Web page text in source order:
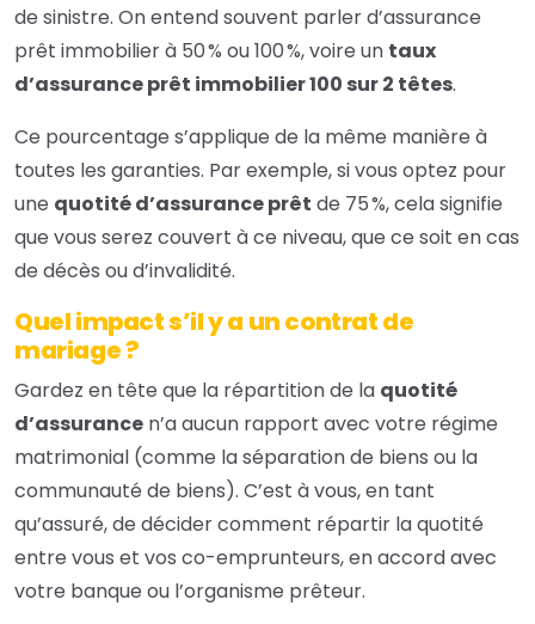
de sinistre. On entend souvent parler d’assurance
prêt immobilier à 50 % ou 100 %, voire un taux
d’assurance prêt immobilier 100 sur 2 têtes.
Ce pourcentage s’applique de la même manière à
toutes les garanties. Par exemple, si vous optez pour
une quotité d’assurance prêt de 75 %, cela signifie
que vous serez couvert à ce niveau, que ce soit en cas
de décès ou d’invalidité.
Quel impact s’il y a un contrat de
mariage ?
Gardez en tête que la répartition de la quotité
d’assurance n’a aucun rapport avec votre régime
matrimonial (comme la séparation de biens ou la
communauté de biens). C’est à vous, en tant
qu’assuré, de décider comment répartir la quotité
entre vous et vos co-emprunteurs, en accord avec
votre banque ou l’organisme prêteur.